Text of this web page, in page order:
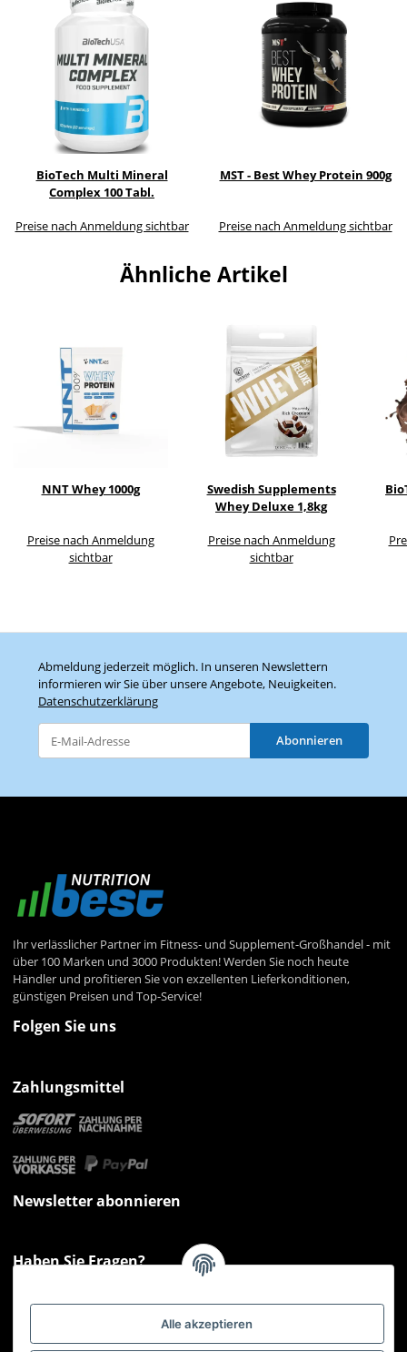
Alle akzeptieren
BioTech Multi Mineral
Complex 100 Tabl.
Preise nach Anmeldung sichtbar
MST - Best Whey Protein 900g
Preise nach Anmeldung sichtbar
Ähnliche Artikel
NNT Whey 1000g
Preise nach Anmeldung
sichtbar
Swedish Supplements
Whey Deluxe 1,8kg
Preise nach Anmeldung
sichtbar
Abmeldung jederzeit möglich. In unseren Newslettern
informieren wir Sie über unsere Angebote, Neuigkeiten.
Datenschutzerklärung
Abonnieren
Ihr verlässlicher Partner im Fitness- und Supplement-Großhandel - mit
über 100 Marken und 3000 Produkten! Werden Sie noch heute
Händler und profitieren Sie von exzellenten Lieferkonditionen,
günstigen Preisen und Top-Service!
Folgen Sie uns
Zahlungsmittel
Newsletter abonnieren
Haben Sie Fragen?
Montag - Freitag: 09:00 - 17:00 Uhr
Hotline 📞